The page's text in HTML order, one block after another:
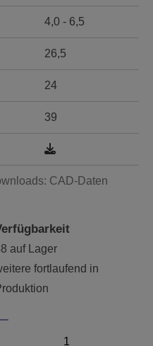
CAD-Daten
4,0 - 6,5
26,5
24
39
auf Lager
fortlaufend in